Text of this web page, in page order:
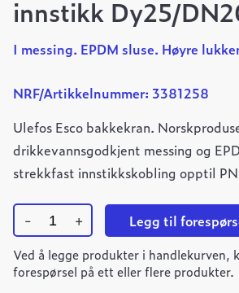
innstikk Dy25/
I messing. EPDM sluse. Høyre
NRF/Artikkelnummer: 3381258
Ulefos Esco bakkekran.
drikkevannsgodkjent messing og
strekkfast innstikkskobling opptil
-
Ulefos
ESCO
bakkekran
innstikk
+ Legg til
Ved å legge produkter i handlekurven,
forespørsel på ett eller flere produkter.